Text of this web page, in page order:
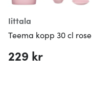
Iittala
Teema kopp 30 cl rose
229 kr